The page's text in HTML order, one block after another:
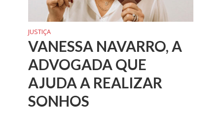
JUSTIÇA
VANESSA NAVARRO, A
ADVOGADA QUE
AJUDA A REALIZAR
SONHOS